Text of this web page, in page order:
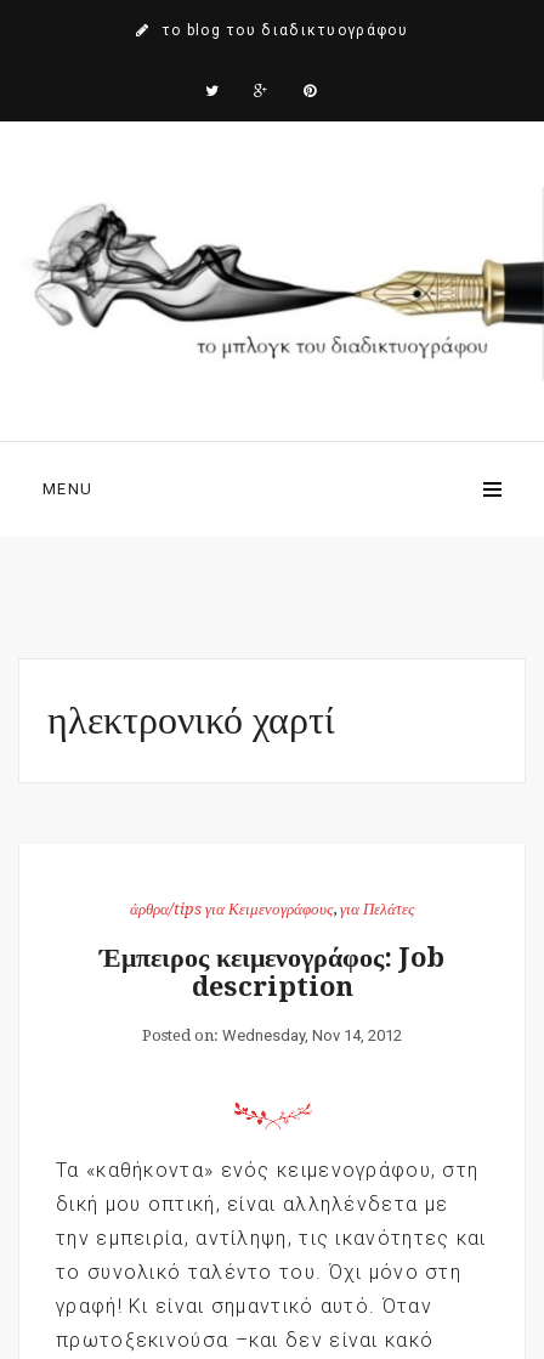
το blog του διαδικτυογράφου
MENU
ηλεκτρονικό χαρτί
άρθρα/tips για Κειμενογράφους, για Πελάτες
Έμπειρος κειμενογράφος: Job
description
Posted on: Wednesday, Nov 14, 2012
Τα «καθήκοντα» ενός κειμενογράφου, στη
δική μου οπτική, είναι αλληλένδετα με
την εμπειρία, αντίληψη, τις ικανότητες και
το συνολικό ταλέντο του. Όχι μόνο στη
γραφή! Κι είναι σημαντικό αυτό. Όταν
πρωτοξεκινούσα –και δεν είναι κακό